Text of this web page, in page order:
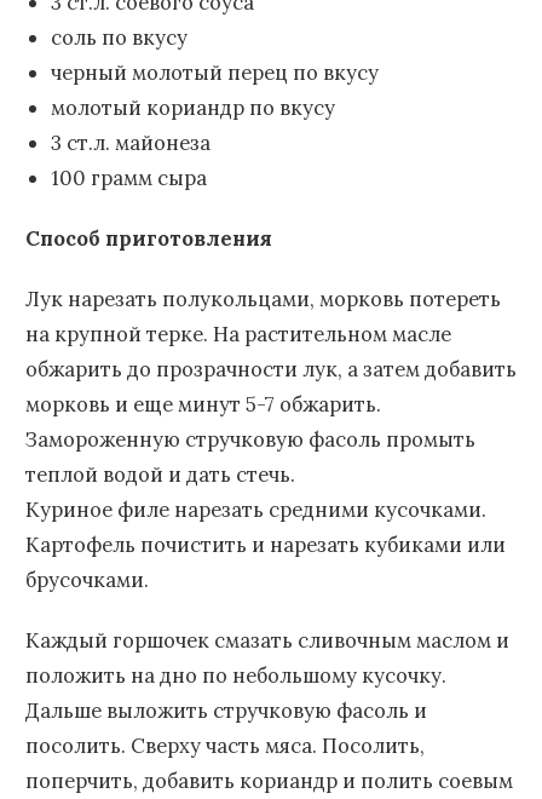
соль по вкусу
черный молотый перец по вкусу
молотый кориандр по вкусу
3 ст.л. майонеза
100 грамм сыра
Способ приготовления
Лук нарезать полукольцами, морковь потереть
на крупной терке. На растительном масле
обжарить до прозрачности лук, а затем добавить
морковь и еще минут 5-7 обжарить.
Замороженную стручковую фасоль промыть
теплой водой и дать стечь.
Куриное филе нарезать средними кусочками.
Картофель почистить и нарезать кубиками или
брусочками.
Каждый горшочек смазать сливочным маслом и
положить на дно по небольшому кусочку.
Дальше выложить стручковую фасоль и
посолить. Сверху часть мяса. Посолить,
поперчить, добавить кориандр и полить соевым